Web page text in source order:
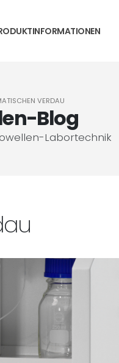
Blog
Labortechnik
VERDAU